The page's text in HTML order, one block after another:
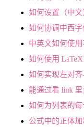
如何设置（中文
如何协调中西字
中英文如何使用
如何使用 LaTeX
如何实现左对
能通过看 link
如何为列表的每
公式中的正体加